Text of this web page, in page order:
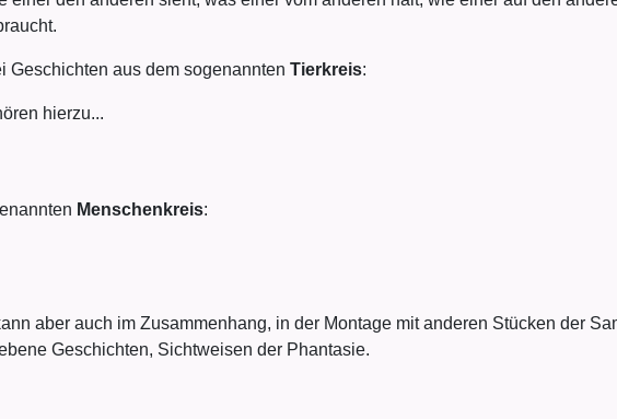
Geschichten aus dem sogenannten Tierkreis:
hierzu...
Menschenkreis:
aber auch im Zusammenhang, in der Montage mit anderen Stücken der
Geschichten, Sichtweisen der Phantasie.